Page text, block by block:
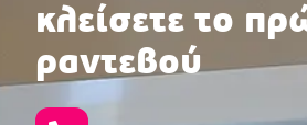
κλείσετε το
ραντεβού